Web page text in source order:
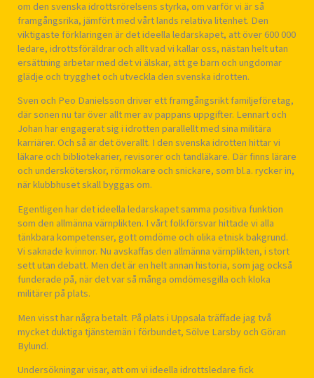
om den svenska idrottsrörelsens styrka, om varför vi är så
framgångsrika, jämfört med vårt lands relativa litenhet. Den
viktigaste förklaringen är det ideella ledarskapet, att över 600 000
ledare, idrottsföräldrar och allt vad vi kallar oss, nästan helt utan
ersättning arbetar med det vi älskar, att ge barn och ungdomar
glädje och trygghet och utveckla den svenska idrotten.
Sven och Peo Danielsson driver ett framgångsrikt familjeföretag,
där sonen nu tar över allt mer av pappans uppgifter. Lennart och
Johan har engagerat sig i idrotten parallellt med sina militära
karriärer. Och så är det överallt. I den svenska idrotten hittar vi
läkare och bibliotekarier, revisorer och tandläkare. Där finns lärare
och undersköterskor, rörmokare och snickare, som bl.a. rycker in,
när klubbhuset skall byggas om.
Egentligen har det ideella ledarskapet samma positiva funktion
som den allmänna värnplikten. I vårt folkförsvar hittade vi alla
tänkbara kompetenser, gott omdöme och olika etnisk bakgrund.
Vi saknade kvinnor. Nu avskaffas den allmänna värnplikten, i stort
sett utan debatt. Men det är en helt annan historia, som jag också
funderade på, när det var så många omdömesgilla och kloka
militärer på plats.
Men visst har några betalt. På plats i Uppsala träffade jag två
mycket duktiga tjänstemän i förbundet, Sölve Larsby och Göran
Bylund.
Undersökningar visar, att om vi ideella idrottsledare fick